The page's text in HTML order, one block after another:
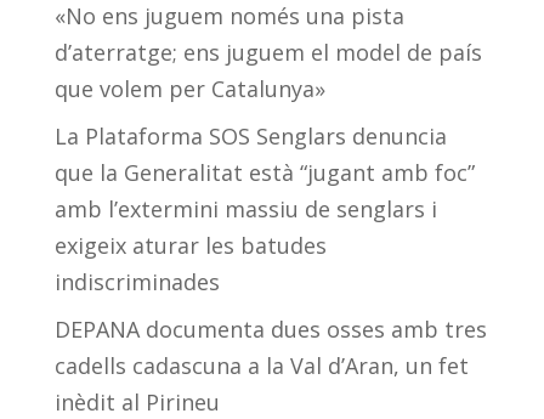
«No ens juguem només una pista
d’aterratge; ens juguem el model de país
que volem per Catalunya»
La Plataforma SOS Senglars denuncia
que la Generalitat està “jugant amb foc”
amb l’extermini massiu de senglars i
exigeix aturar les batudes
indiscriminades
DEPANA documenta dues osses amb tres
cadells cadascuna a la Val d’Aran, un fet
inèdit al Pirineu